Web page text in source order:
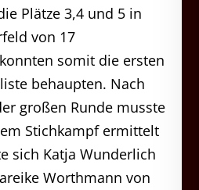
Plätze 3,4 und 5 in
von 17
somit die ersten
behaupten. Nach
großen Runde musste
Stichkampf ermittelt
sich Katja Wunderlich
Worthmann von